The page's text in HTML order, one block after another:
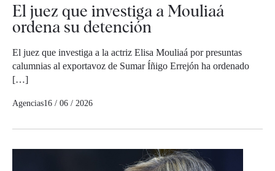
El juez que investiga a Mouliaá
ordena su detención
El juez que investiga a la actriz Elisa Mouliaá por presuntas
calumnias al exportavoz de Sumar Íñigo Errejón ha ordenado
[…]
Agencias16 / 06 / 2026